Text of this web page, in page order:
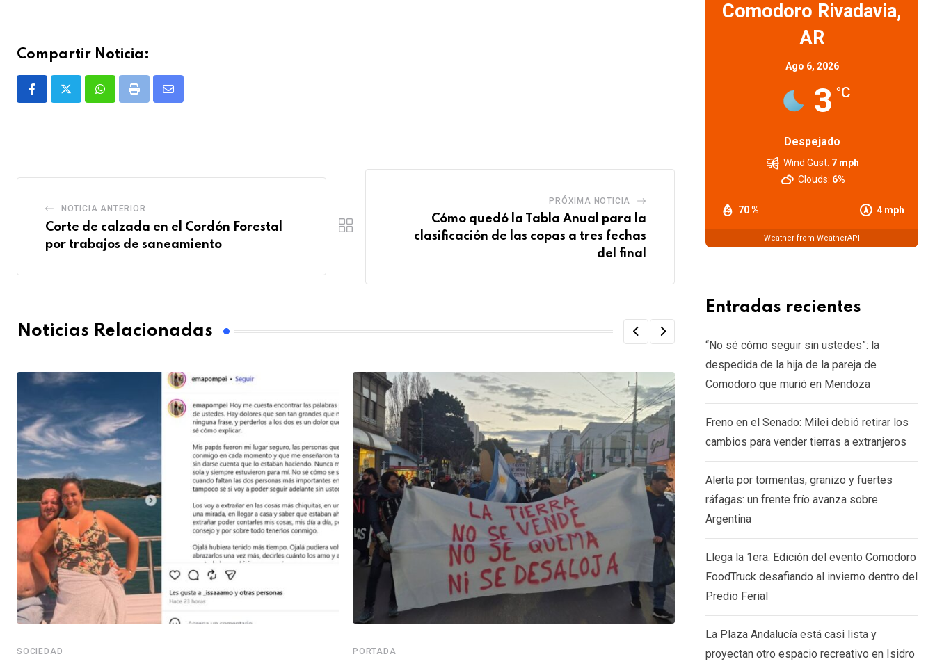
Compartir Noticia:
WhatsappPrint
Share
NOTICIA ANTERIOR
Corte de calzada en el Cordón Forestal
por trabajos de saneamiento
PRÓXIMA NOTICIA
Cómo quedó la Tabla Anual para la
clasificación de las copas a tres fechas
del final
Noticias Relacionadas
SOCIEDAD PORTADA GENERALES
Comodoro Rivadavia,
AR
Ago 6, 2026
3 °C
Despejado
70 % 4 mph
Wind Gust: 7 mph
Clouds: 6%
Weather from WeatherAPI
Entradas recientes
“No sé cómo seguir sin ustedes”: la
despedida de la hija de la pareja de
Comodoro que murió en Mendoza
Freno en el Senado: Milei debió retirar los
cambios para vender tierras a extranjeros
Alerta por tormentas, granizo y fuertes
ráfagas: un frente frío avanza sobre
Argentina
Llega la 1era. Edición del evento Comodoro
FoodTruck desafiando al invierno dentro del
Predio Ferial
La Plaza Andalucía está casi lista y
proyectan otro espacio recreativo en Isidro